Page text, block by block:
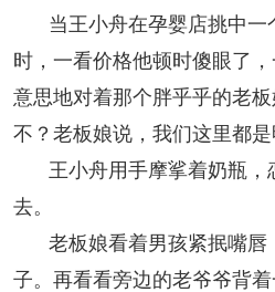
当王小舟在孕婴店挑中一
时，一看价格他顿时傻眼了
意思地对着那个胖乎乎的老
不？老板娘说，我们这里都是
王小舟用手摩挲着奶瓶，
去。
老板娘看着男孩紧抿嘴
子。再看看旁边的老爷爷背